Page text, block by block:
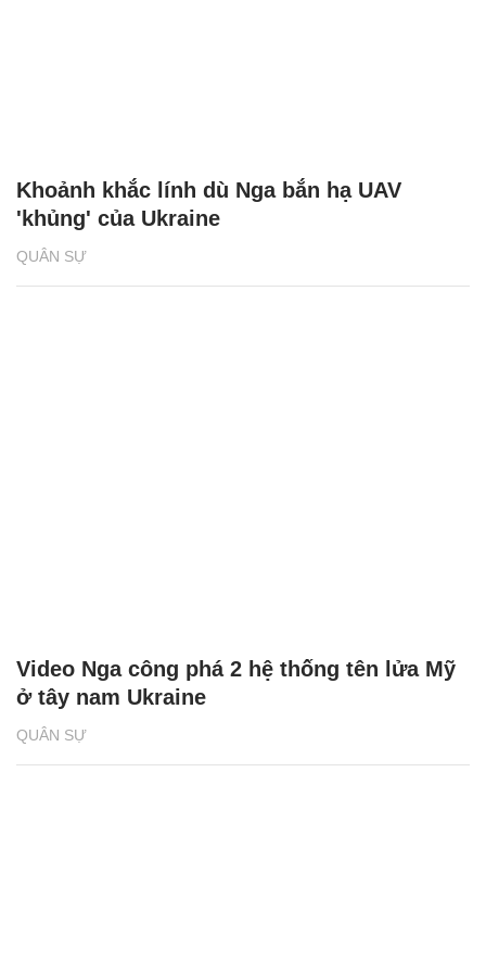
QUÂN SỰ
Khoảnh khắc lính dù Nga bắn hạ UAV
'khủng' của Ukraine
QUÂN SỰ
Video Nga công phá 2 hệ thống tên lửa Mỹ
ở tây nam Ukraine